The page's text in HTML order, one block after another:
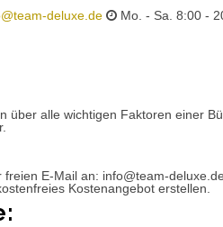
deluxe.de Mo. - Sa. 8:00 -
über alle wichtigen Faktoren einer
E-Mail an: info@team-
Kostenangebot erstellen.